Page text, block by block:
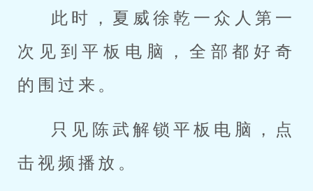
此时，夏威徐乾一众人第一
次见到平板电脑，全部都好奇
的围过来。
只见陈武解锁平板电脑，点
击视频播放。